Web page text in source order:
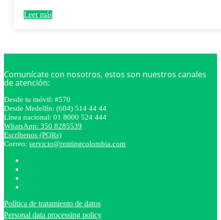
Leer más
Comunícate con nosotros, estos son nuestros canales
de atención:
Desde tu móvil: #570
Desde Medellín: (604) 514 44 44
Línea nacional: 01 8000 524 444
WhatsApp: 350 8285539
Escríbenos (PQRs)
Correo: servicio@rentingcolombia.com
Política de tratamiento de datos
Personal data processing policy